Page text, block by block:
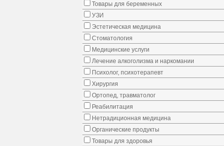
Товары для беременных
УЗИ
Эстетическая медицина
Стоматология
Медицинские услуги
Лечение алкоголизма и наркомании
Психолог, психотерапевт
Хирургия
Ортопед, травматолог
Реабилитация
Нетрадиционная медицина
Органические продукты
Товары для здоровья